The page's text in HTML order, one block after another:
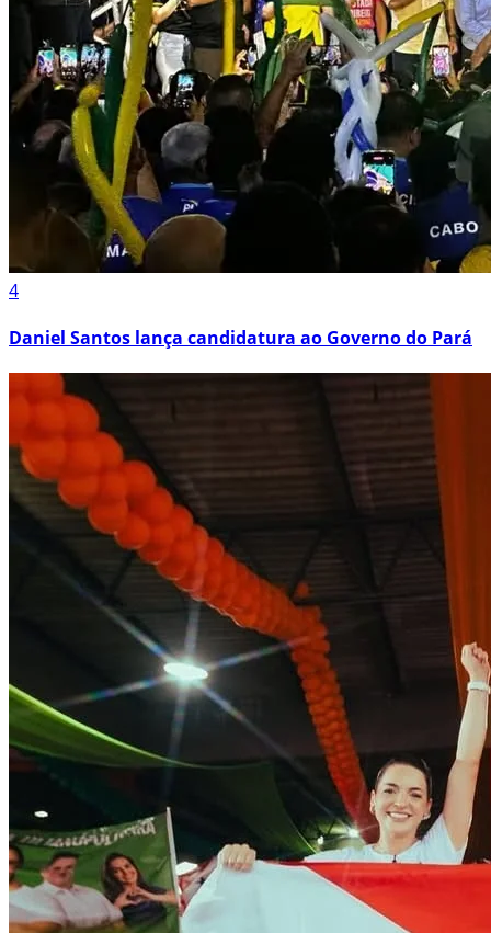
4
Daniel Santos lança candidatura ao Governo do Pará